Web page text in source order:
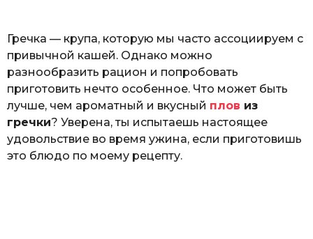
Гречка — крупа, которую мы часто ассоциируем с
привычной кашей. Однако можно
разнообразить рацион и попробовать
приготовить нечто особенное. Что может быть
лучше, чем ароматный и вкусный плов из
гречки? Уверена, ты испытаешь настоящее
удовольствие во время ужина, если приготовишь
это блюдо по моему рецепту.